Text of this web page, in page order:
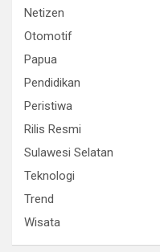
Netizen
Otomotif
Papua
Pendidikan
Peristiwa
Rilis Resmi
Sulawesi Selatan
Teknologi
Trend
Wisata